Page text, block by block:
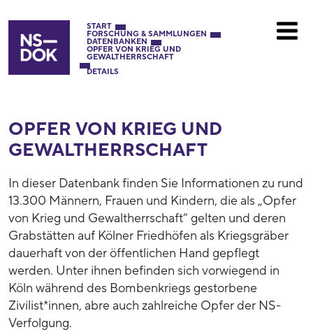
START
FORSCHUNG & SAMMLUNGEN
DATENBANKEN
OPFER VON KRIEG UND
GEWALTHERRSCHAFT
DETAILS
OPFER VON KRIEG UND
GEWALTHERRSCHAFT
In dieser Datenbank finden Sie Informationen zu rund
13.300 Männern, Frauen und Kindern, die als „Opfer
von Krieg und Gewaltherrschaft“ gelten und deren
Grabstätten auf Kölner Friedhöfen als Kriegsgräber
dauerhaft von der öffentlichen Hand gepflegt
werden. Unter ihnen befinden sich vorwiegend in
Köln während des Bombenkriegs gestorbene
Zivilist*innen, abre auch zahlreiche Opfer der NS-
Verfolgung.